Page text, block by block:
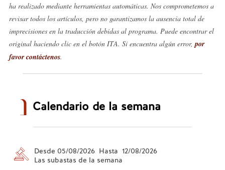
ha realizado mediante herramientas automáticas. Nos comprometemos a
revisar todos los artículos, pero no garantizamos la ausencia total de
imprecisiones en la traducción debidas al programa. Puede encontrar el
original haciendo clic en el botón ITA. Si encuentra algún error, por
favor contáctenos.
Calendario de la semana
Desde 05/08/2026 Hasta 12/08/2026
Las subastas de la semana